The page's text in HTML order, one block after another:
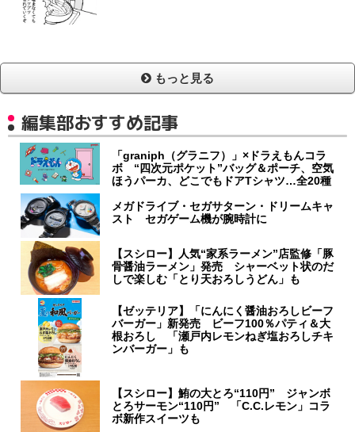
もっと見る
編集部おすすめ記事
「graniph（グラニフ）」×ドラえもんコラ
ボ “四次元ポケット”バッグ＆ポーチ、空気
ほうパーカ、どこでもドアTシャツ…全20種
メガドライブ・セガサターン・ドリームキャ
スト セガゲーム機が腕時計に
【スシロー】人気“家系ラーメン”店監修「豚
骨醤油ラーメン」発売 シャーベット状のだ
しで楽しむ「とり天おろしうどん」も
【ゼッテリア】「にんにく醤油おろしビーフ
バーガー」新発売 ビーフ100％パティ＆大
根おろし 「瀬戸内レモンねぎ塩おろしチキ
ンバーガー」も
【スシロー】鮪の大とろ“110円” ジャンボ
とろサーモン“110円” 「C.C.レモン」コラ
ボ新作スイーツも